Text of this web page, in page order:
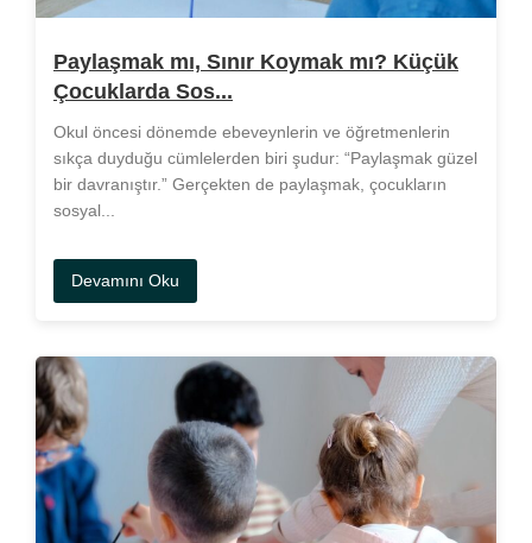
Paylaşmak mı, Sınır Koymak mı? Küçük
Çocuklarda Sos...
Okul öncesi dönemde ebeveynlerin ve öğretmenlerin
sıkça duyduğu cümlelerden biri şudur: “Paylaşmak güzel
bir davranıştır.” Gerçekten de paylaşmak, çocukların
sosyal...
Devamını Oku